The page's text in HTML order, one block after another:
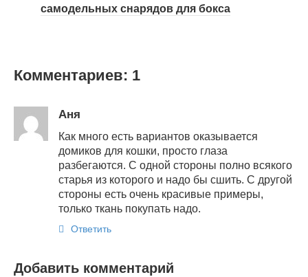
самодельных снарядов для бокса
Комментариев: 1
Аня
Как много есть вариантов оказывается
домиков для кошки, просто глаза
разбегаются. С одной стороны полно всякого
старья из которого и надо бы сшить. С другой
стороны есть очень красивые примеры,
только ткань покупать надо.
Ответить
Добавить комментарий